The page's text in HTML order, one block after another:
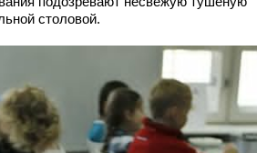
столовой.